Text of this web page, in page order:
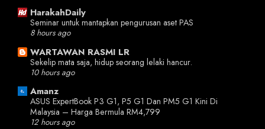
HarakahDaily
Seminar untuk mantapkan pengurusan aset PAS
8 hours ago
WARTAWAN RASMI LR
Sekelip mata saja, hidup seorang lelaki hancur.
10 hours ago
Amanz
ASUS ExpertBook P3 G1, P5 G1 Dan PM5 G1 Kini Di
Malaysia – Harga Bermula RM4,799
12 hours ago